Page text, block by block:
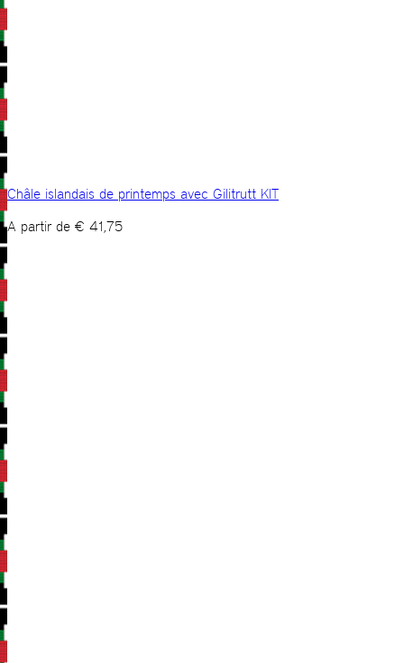
Châle islandais de printemps avec Gilitrutt KIT
A partir de € 41,75